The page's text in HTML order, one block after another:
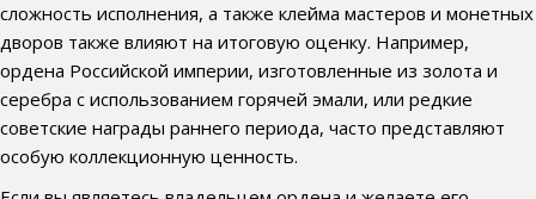
сложность исполнения, а также клейма мастеров и монетных
дворов также влияют на итоговую оценку. Например,
ордена Российской империи, изготовленные из золота и
серебра с использованием горячей эмали, или редкие
советские награды раннего периода, часто представляют
особую коллекционную ценность.